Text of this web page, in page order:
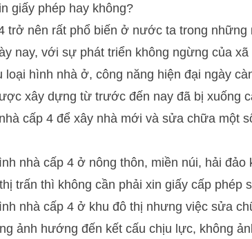
giấy phép hay không?
trở nên rất phổ biến ở nước ta trong những
nay, với sự phát triển không ngừng của xã
loại hình nhà ở, công năng hiện đại ngày
xây dựng từ trước đến nay đã bị xuống
cấp 4 để xây nhà mới và sửa chữa một
nhà cấp 4 ở nông thôn, miền núi, hải đảo
trấn thì không cần phải xin giấy cấp phép
nhà cấp 4 ở khu đô thị nhưng việc sửa
ảnh hướng đến kết cấu chịu lực, không